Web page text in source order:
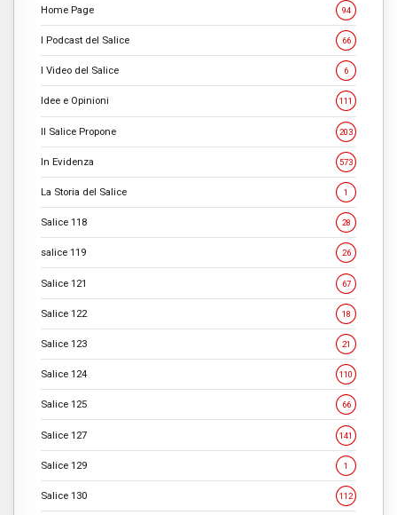
Home Page 94
I Podcast del Salice 66
I Video del Salice 6
Idee e Opinioni 111
Il Salice Propone 203
In Evidenza 573
La Storia del Salice 1
Salice 118 28
salice 119 26
Salice 121 67
Salice 122 18
Salice 123 21
Salice 124 110
Salice 125 66
Salice 127 141
Salice 129 1
Salice 130 112